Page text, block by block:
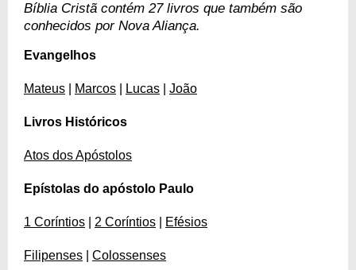
Bíblia Cristã contém 27 livros que também são
conhecidos por Nova Aliança.
Evangelhos
Mateus Marcos Lucas João
Livros Históricos
Atos dos Apóstolos
Epístolas do apóstolo Paulo
1 Coríntios 2 Coríntios Efésios
Filipenses Colossenses